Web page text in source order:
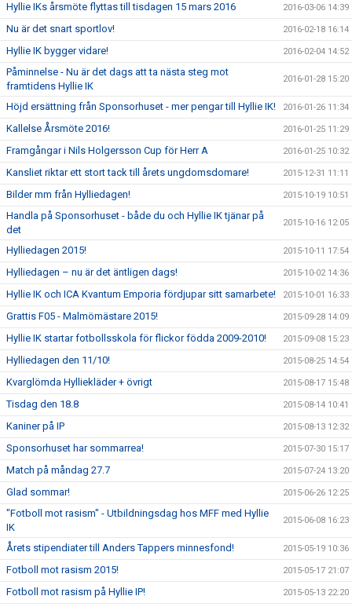
Hyllie IKs årsmöte flyttas till tisdagen 15 mars 2016 2016-03-06 14:39
Nu är det snart sportlov! 2016-02-18 16:14
Hyllie IK bygger vidare! 2016-02-04 14:52
Påminnelse - Nu är det dags att ta nästa steg mot
framtidens Hyllie IK
2016-01-28 15:20
Höjd ersättning från Sponsorhuset - mer pengar till Hyllie IK! 2016-01-26 11:34
Kallelse Årsmöte 2016! 2016-01-25 11:29
Framgångar i Nils Holgersson Cup för Herr A 2016-01-25 10:32
Kansliet riktar ett stort tack till årets ungdomsdomare! 2015-12-31 11:11
Bilder mm från Hylliedagen! 2015-10-19 10:51
Handla på Sponsorhuset - både du och Hyllie IK tjänar på
det
2015-10-16 12:05
Hylliedagen 2015! 2015-10-11 17:54
Hylliedagen – nu är det äntligen dags! 2015-10-02 14:36
Hyllie IK och ICA Kvantum Emporia fördjupar sitt samarbete! 2015-10-01 16:33
Grattis F05 - Malmömästare 2015! 2015-09-28 14:09
Hyllie IK startar fotbollsskola för flickor födda 2009-2010! 2015-09-08 15:23
Hylliedagen den 11/10! 2015-08-25 14:54
Kvarglömda Hylliekläder + övrigt 2015-08-17 15:48
Tisdag den 18.8 2015-08-14 10:41
Kaniner på IP 2015-08-13 12:32
Sponsorhuset har sommarrea! 2015-07-30 15:17
Match på måndag 27.7 2015-07-24 13:20
Glad sommar! 2015-06-26 12:25
"Fotboll mot rasism" - Utbildningsdag hos MFF med Hyllie
IK
2015-06-08 16:23
Årets stipendiater till Anders Tappers minnesfond! 2015-05-19 10:36
Fotboll mot rasism 2015! 2015-05-17 21:07
Fotboll mot rasism på Hyllie IP! 2015-05-13 22:20